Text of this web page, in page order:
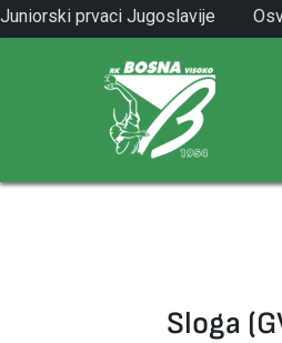
Skip
to
Juniorski prvaci Jugoslavije
1971.
Sloga